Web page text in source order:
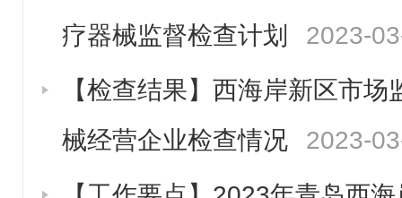
疗器械监督检查计划
2023-
【检查结果】西海岸新区市
械经营企业检查情况
2023-